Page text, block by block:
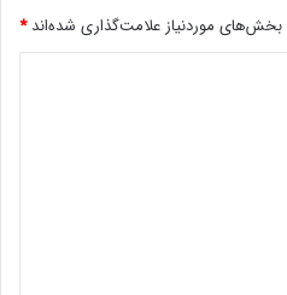
بخش‌های موردنیاز علامت‌گذاری شده‌اند*